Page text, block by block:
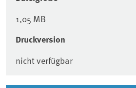
1,05 MB
Druckversion
nicht verfügbar